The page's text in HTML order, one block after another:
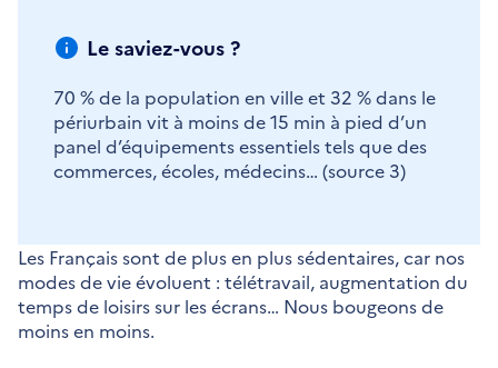
Le saviez-vous ?
70 % de la population en ville et 32 % dans le
périurbain vit à moins de 15 min à pied d’un
panel d’équipements essentiels tels que des
commerces, écoles, médecins… (source 3)
Les Français sont de plus en plus sédentaires, car nos
modes de vie évoluent : télétravail, augmentation du
temps de loisirs sur les écrans… Nous bougeons de
moins en moins.